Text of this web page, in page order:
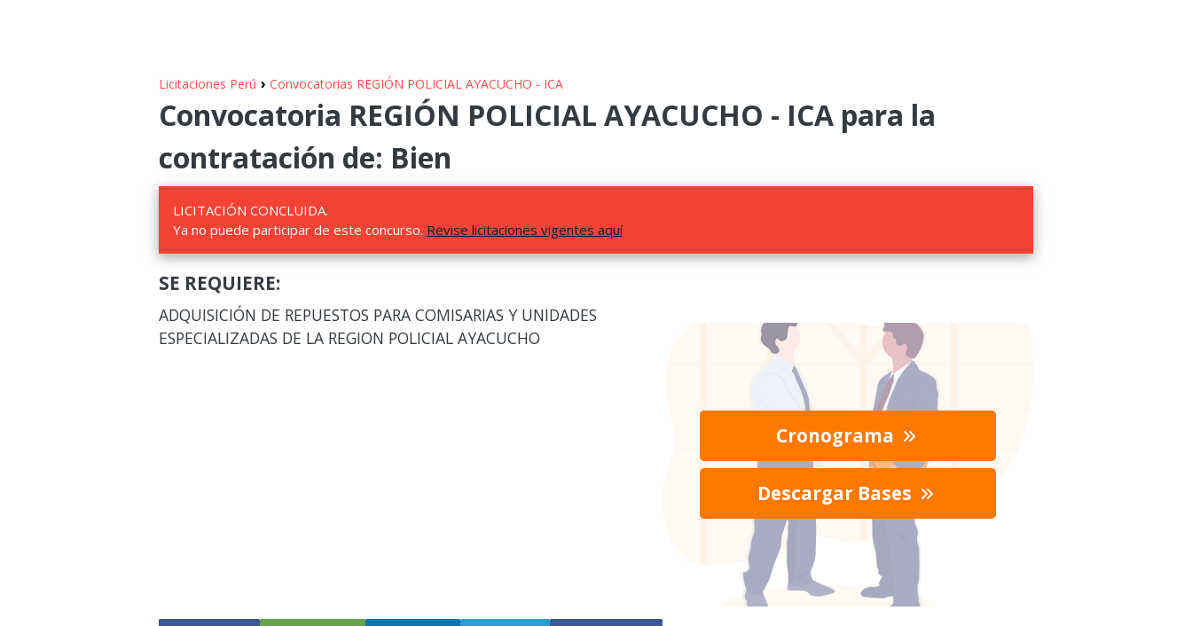
Licitaciones Perú › Convocatorias REGIÓN POLICIAL AYACUCHO - ICA
Convocatoria REGIÓN POLICIAL AYACUCHO - ICA para la
contratación de: Bien
LICITACIÓN CONCLUIDA.
Ya no puede participar de este concurso. Revise licitaciones vigentes aquí
SE REQUIERE:
ADQUISICIÓN DE REPUESTOS PARA COMISARIAS Y UNIDADES
ESPECIALIZADAS DE LA REGION POLICIAL AYACUCHO
Cronograma
Descargar Bases